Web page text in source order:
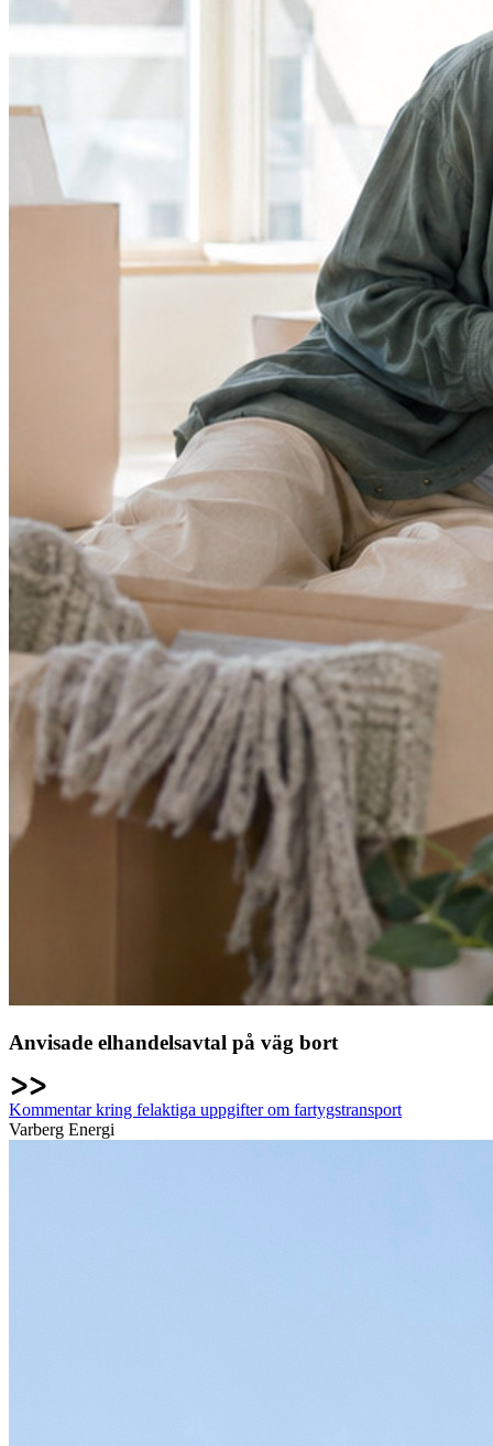
Anvisade elhandelsavtal på väg bort
Kommentar kring felaktiga uppgifter om fartygstransport
Varberg Energi